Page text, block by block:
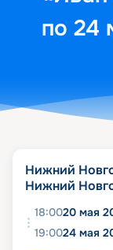
по 24
Нижний
Нижний
18:0020 мая
19:0024 мая